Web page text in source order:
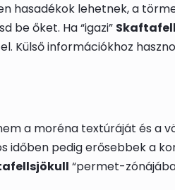
hasadékok lehetnek, a
be őket. Ha “igazi”
Külső információkhoz
a moréna textúráját és a
időben pedig erősebbek a
“permet-